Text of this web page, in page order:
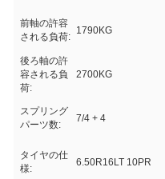
前軸の許容
される負荷:
1790KG
後ろ軸の許
容される負
荷:
2700KG
スプリング
パーツ数:
7/4 + 4
タイヤの仕
様:
6.50R16LT 10PR